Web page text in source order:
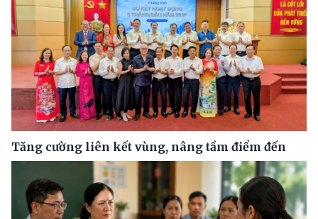
Tăng cường liên kết vùng, nâng tầm điểm đến